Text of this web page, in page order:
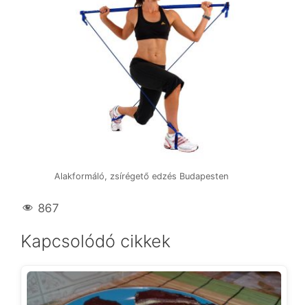
Alakformáló, zsírégető edzés Budapesten
867
Kapcsolódó cikkek